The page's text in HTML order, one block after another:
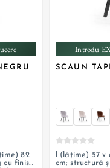
82
finisaj
Introdu
SCAUN
l (lățime) 57
cm; structură